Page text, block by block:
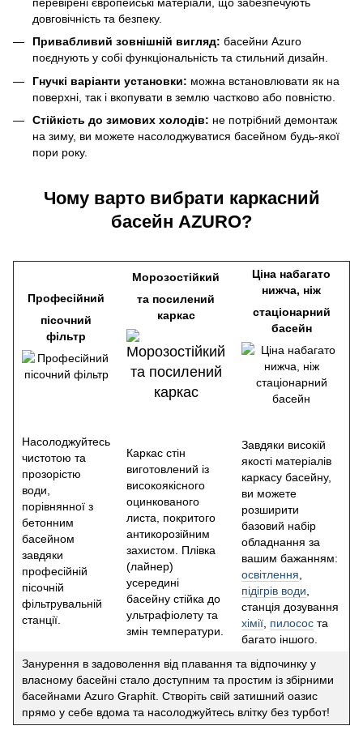
довговічність та безпеку.
Привабливий зовнішній вигляд: басейни Azuro
поєднують у собі функціональність та стильний дизайн.
Гнучкі варіанти установки: можна встановлювати як на
поверхні, так і вкопувати в землю частково або повністю.
Стійкість до зимових холодів: не потрібний демонтаж
на зиму, ви можете насолоджуватися басейном будь-якої
пори року.
Чому варто вибрати каркасний
басейн AZURO?
Професійний
пісочний
фільтр
Морозостійкий
та посилений
каркас
Ціна набагато
нижча, ніж
стаціонарний
басейн
Насолоджуйтесь
чистотою та
прозорістю
води,
порівнянної з
бетонним
басейном
завдяки
професійній
пісочній
фільтрувальній
станції.
Каркас стін
виготовлений із
високоякісного
оцинкованого
листа, покритого
антикорозійним
захистом. Плівка
(лайнер)
усередині
басейну стійка до
ультрафіолету та
змін температури.
Завдяки високій
якості матеріалів
каркасу басейну,
ви можете
розширити
базовий набір
обладнання за
вашим бажанням:
освітлення
підігрів води
станція дозування
хімії пилосос та
багато іншого.
Занурення в задоволення від плавання та відпочинку у
власному басейні стало доступним та простим із збірними
басейнами Azuro Graphit. Створіть свій затишний оазис
прямо у себе вдома та насолоджуйтесь влітку без турбот!